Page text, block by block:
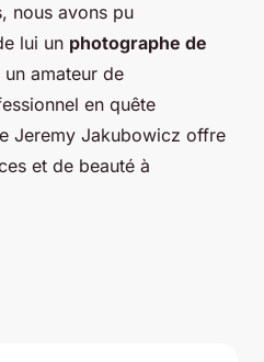
nous avons pu
lui un photographe de
amateur de
en quête
Jeremy Jakubowicz offre
et de beauté à